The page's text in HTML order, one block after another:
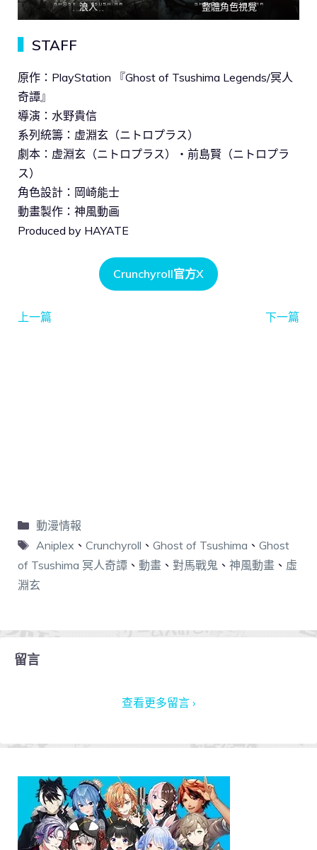
浪人 整體角色視覺
STAFF
原作：PlayStation 『Ghost of Tsushima Legends/冥人
奇譚』
導演：水野貴信
系列統籌：虚淵玄（ニトロプラス）
劇本：虚淵玄（ニトロプラス）・前島賢（ニトロプラ
ス）
角色設計：岡崎能士
動畫製作：神風動画
Produced by HAYATE
Crunchyroll官方X
上一篇 下一篇
動漫情報
Aniplex 、 Crunchyroll 、 Ghost of Tsushima 、 Ghost
of Tsushima 冥人奇譚 、 動畫 、 對馬戰鬼 、 神風動畫 、 虛
淵玄
留言
查看更多留言 ›